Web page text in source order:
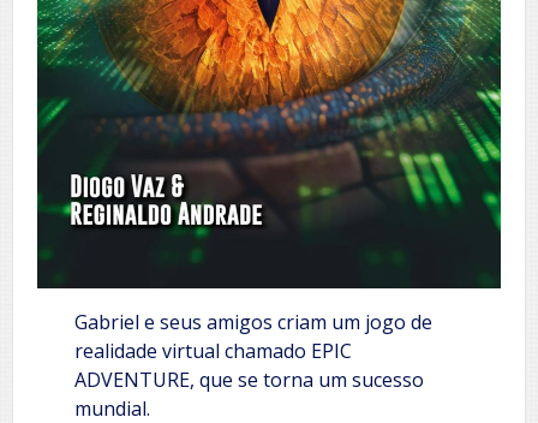
Gabriel e seus amigos criam um jogo de
realidade virtual chamado EPIC
ADVENTURE, que se torna um sucesso
mundial.